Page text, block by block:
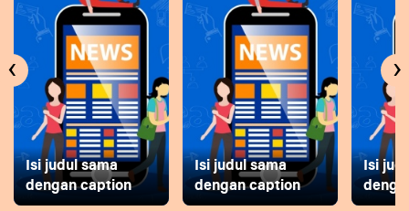
Isi judul sama
dengan caption
Isi judul sama
dengan caption
Isi
‹ ›